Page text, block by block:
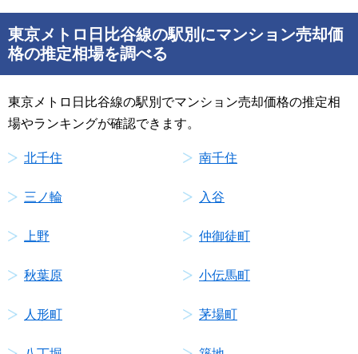
東京メトロ日比谷線の駅別にマンション売却価
格の推定相場を調べる
東京メトロ日比谷線の駅別でマンション売却価格の推定相
場やランキングが確認できます。
北千住 南千住
三ノ輪 入谷
上野 仲御徒町
秋葉原 小伝馬町
人形町 茅場町